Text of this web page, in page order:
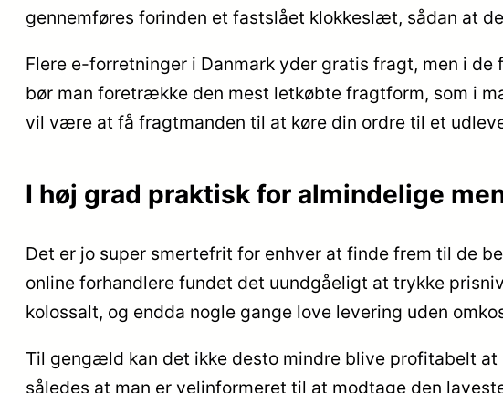
gennemføres forinden et fastslået klokkeslæt, sådan at
Flere e-forretninger i Danmark yder gratis fragt, men i
bør man foretrække den mest letkøbte fragtform, som i
vil være at få fragtmanden til at køre din ordre til et
I høj grad praktisk for almindelige
Det er jo super smertefrit for enhver at finde frem til de
online forhandlere fundet det uundgåeligt at trykke
kolossalt, og endda nogle gange love levering uden
Til gengæld kan det ikke desto mindre blive profitabelt
således at man er velinformeret til at modtage den